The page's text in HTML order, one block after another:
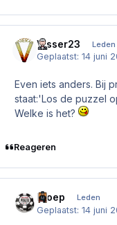
Visser23 Leden
Geplaatst:14 juni
Even iets anders. Bij
staat:'Los de puzzel
Welke is het?
Reageren
Kloep Leden
Geplaatst:14 juni